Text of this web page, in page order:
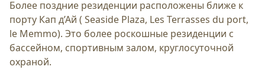
Более поздние резиденции расположены ближе к
порту Кап д’Ай ( Seaside Plaza, Les Terrasses du port,
le Memmo). Это более роскошные резиденции с
бассейном, спортивным залом, круглосуточной
охраной.